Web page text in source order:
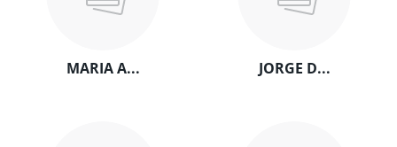
MARIA A... JORGE D...